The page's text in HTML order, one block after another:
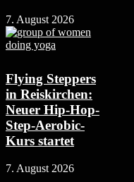
7. August 2026
Flying Steppers
in Reiskirchen:
Neuer Hip-Hop-
Step-Aerobic-
Kurs startet
7. August 2026